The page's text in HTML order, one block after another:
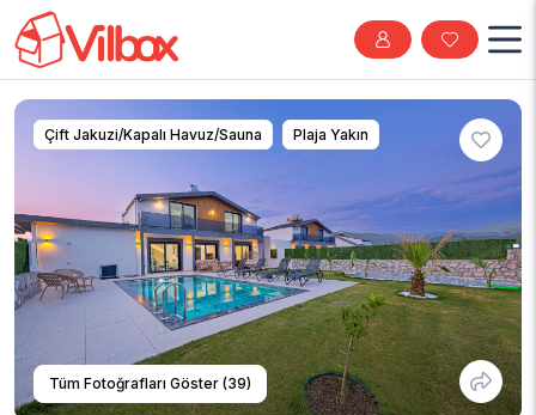
Tüm Fotoğrafları Göster (39)
Çift Jakuzi/Kapalı Havuz/Sauna Plaja Yakın